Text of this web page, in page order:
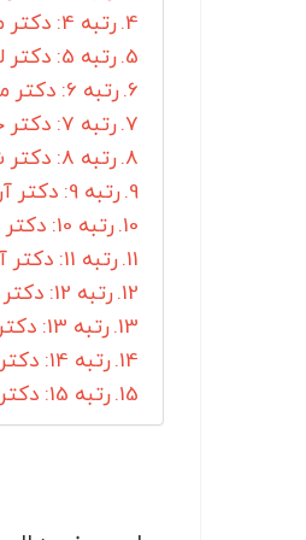
رتبه 4: دکتر محمد کاظم رشته احمدی
رتبه 5: دکتر لیلا اسد پور
رتبه 6: دکتر محمد مهدی ده بزرگی
رتبه 7: دکتر حامد رستمی
رتبه 8: دکتر شمیلا رضوانی نیا
رتبه 9: دکتر آرش کرمی
رتبه 10: دکتر حامد کبیری
رتبه 11: دکتر آرش آزادی
رتبه 12: دکتر زهره زندی فر
رتبه 13: دکتر حمیدرضا کاظمی
رتبه 14: دکتر مریم همتی
رتبه 15: دکتر یامین حقانی